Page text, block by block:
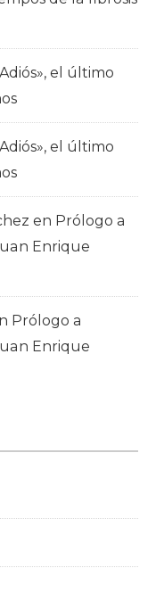
el último
el último
en Prólogo a
Enrique
Prólogo a
Enrique